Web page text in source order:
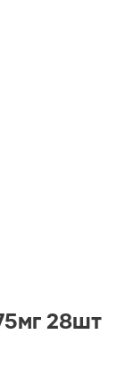
28шт